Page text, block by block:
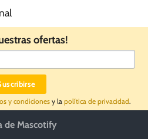
ofertas!
y condiciones y la política de privacidad.
de Mascotify